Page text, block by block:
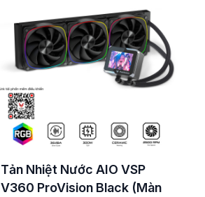
Tản Nhiệt Nước AIO VSP
V360 ProVision Black (Màn